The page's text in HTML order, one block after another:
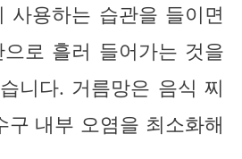
사용하는 습관을 들이면
로 흘러 들어가는 것을
니다. 거름망은 음식 찌
구 내부 오염을 최소화해